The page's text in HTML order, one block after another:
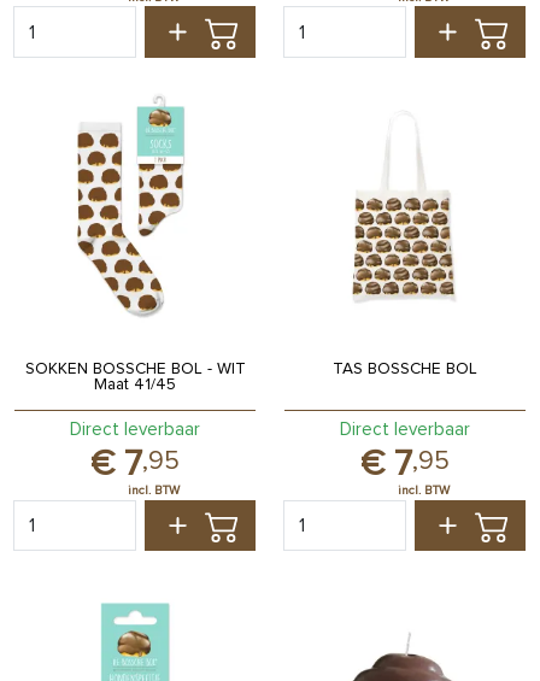
SOKKEN BOSSCHE BOL - WIT
Maat 41/45
7,95
Direct leverbaar
TAS BOSSCHE BOL
7,95
Direct leverbaar